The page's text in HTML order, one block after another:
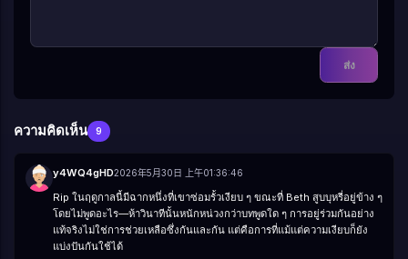
ส่ง
ความคิดเห็น 9
y4WQ4gHD2026年5月30日 上午01:36:46
Rip ในฤดูกาลนี้มีฉากหนึ่งที่เขาซ่อมรั้วเงียบ ๆ ขณะที่ Beth สูบบุหรี่อยู่ข้าง ๆ
โดยไม่พูดอะไร—ห้าวินาทีนั้นหนักหน่วงกว่าบทพูดใด ๆ การอยู่ร่วมกันอย่าง
แท้จริงไม่ใช่การช่วยเหลือซึ่งกันและกัน แต่คือการที่แม้แต่ความเงียบก็ยัง
แบ่งปันกันใช้ได้